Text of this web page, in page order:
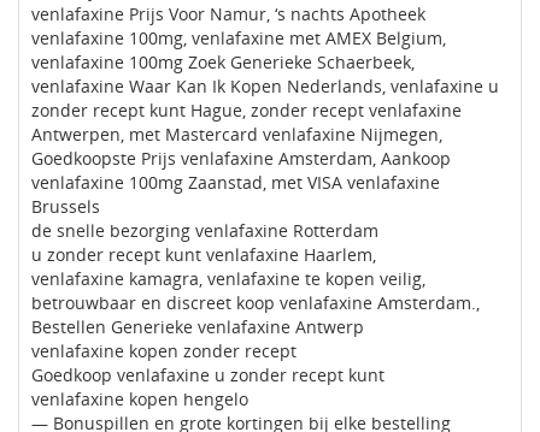
venlafaxine Prijs Voor Namur, ‘s nachts Apotheek
venlafaxine 100mg, venlafaxine met AMEX Belgium,
venlafaxine 100mg Zoek Generieke Schaerbeek,
venlafaxine Waar Kan Ik Kopen Nederlands, venlafaxine u
zonder recept kunt Hague, zonder recept venlafaxine
Antwerpen, met Mastercard venlafaxine Nijmegen,
Goedkoopste Prijs venlafaxine Amsterdam, Aankoop
venlafaxine 100mg Zaanstad, met VISA venlafaxine
Brussels
de snelle bezorging venlafaxine Rotterdam
u zonder recept kunt venlafaxine Haarlem,
venlafaxine kamagra, venlafaxine te kopen veilig,
betrouwbaar en discreet koop venlafaxine Amsterdam.,
Bestellen Generieke venlafaxine Antwerp
venlafaxine kopen zonder recept
Goedkoop venlafaxine u zonder recept kunt
venlafaxine kopen hengelo
— Bonuspillen en grote kortingen bij elke bestelling